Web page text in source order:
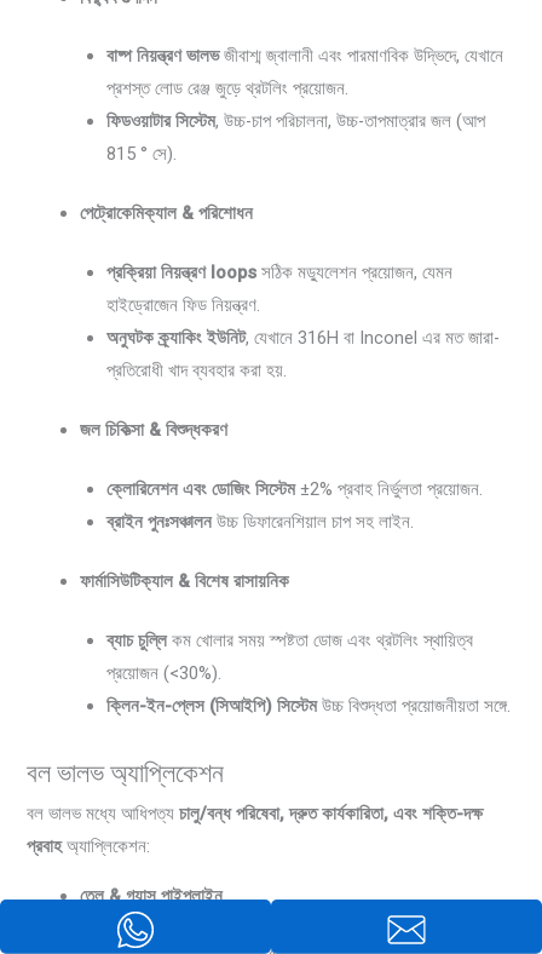
বাষ্প নিয়ন্ত্রণ ভালভজীবাশ্ম জ্বালানী এবং পারমাণবিক উদ্ভিদে, যেখানে
প্রশস্ত লোড রেঞ্জ জুড়ে থ্রটলিং প্রয়োজন.
ফিডওয়াটার সিস্টেম, উচ্চ-চাপ পরিচালনা, উচ্চ-তাপমাত্রার জল (আপ
815 ° সে).
পেট্রোকেমিক্যাল & পরিশোধন
প্রক্রিয়া নিয়ন্ত্রণ loops সঠিক মড্যুলেশন প্রয়োজন, যেমন
হাইড্রোজেন ফিড নিয়ন্ত্রণ.
অনুঘটক ক্র্যাকিং ইউনিট, যেখানে 316H বা Inconel এর মত জারা-
প্রতিরোধী খাদ ব্যবহার করা হয়.
জল চিকিত্সা & বিশুদ্ধকরণ
ক্লোরিনেশন এবং ডোজিং সিস্টেম±2% প্রবাহ নির্ভুলতা প্রয়োজন.
ব্রাইন পুনঃসঞ্চালনউচ্চ ডিফারেনশিয়াল চাপ সহ লাইন.
ফার্মাসিউটিক্যাল & বিশেষ রাসায়নিক
ব্যাচ চুল্লিকম খোলার সময় স্পষ্টতা ডোজ এবং থ্রটলিং স্থায়িত্ব
প্রয়োজন (<30%).
ক্লিন-ইন-প্লেস (সিআইপি) সিস্টেমউচ্চ বিশুদ্ধতা প্রয়োজনীয়তা সঙ্গে.
বল ভালভ অ্যাপ্লিকেশন
বল ভালভ মধ্যে আধিপত্যচালু/বন্ধ পরিষেবা, দ্রুত কার্যকারিতা, এবং শক্তি-দক্ষ
প্রবাহঅ্যাপ্লিকেশন:
তেল & গ্যাস পাইপলাইন